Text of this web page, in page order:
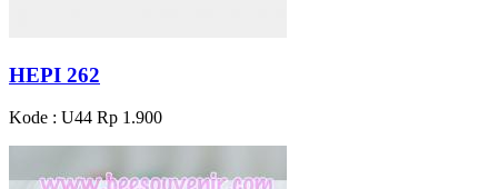
HEPI 262
Kode : U44 Rp 1.900